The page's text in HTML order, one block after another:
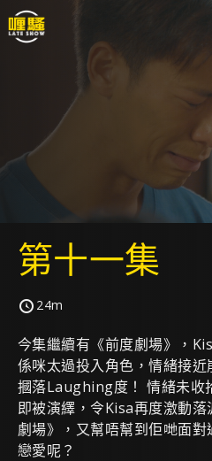
第十一集
24m
今集繼續有《前度劇場》，
係咪太過投入角色，情緒接
摑落Laughing度！ 情緒未收
即被演繹，令Kisa再度激動
劇場》，又幫唔幫到佢哋面
戀愛呢？